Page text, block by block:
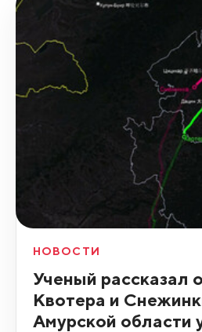
НОВОСТИ
Ученый рассказал
Квотера и
Амурской области